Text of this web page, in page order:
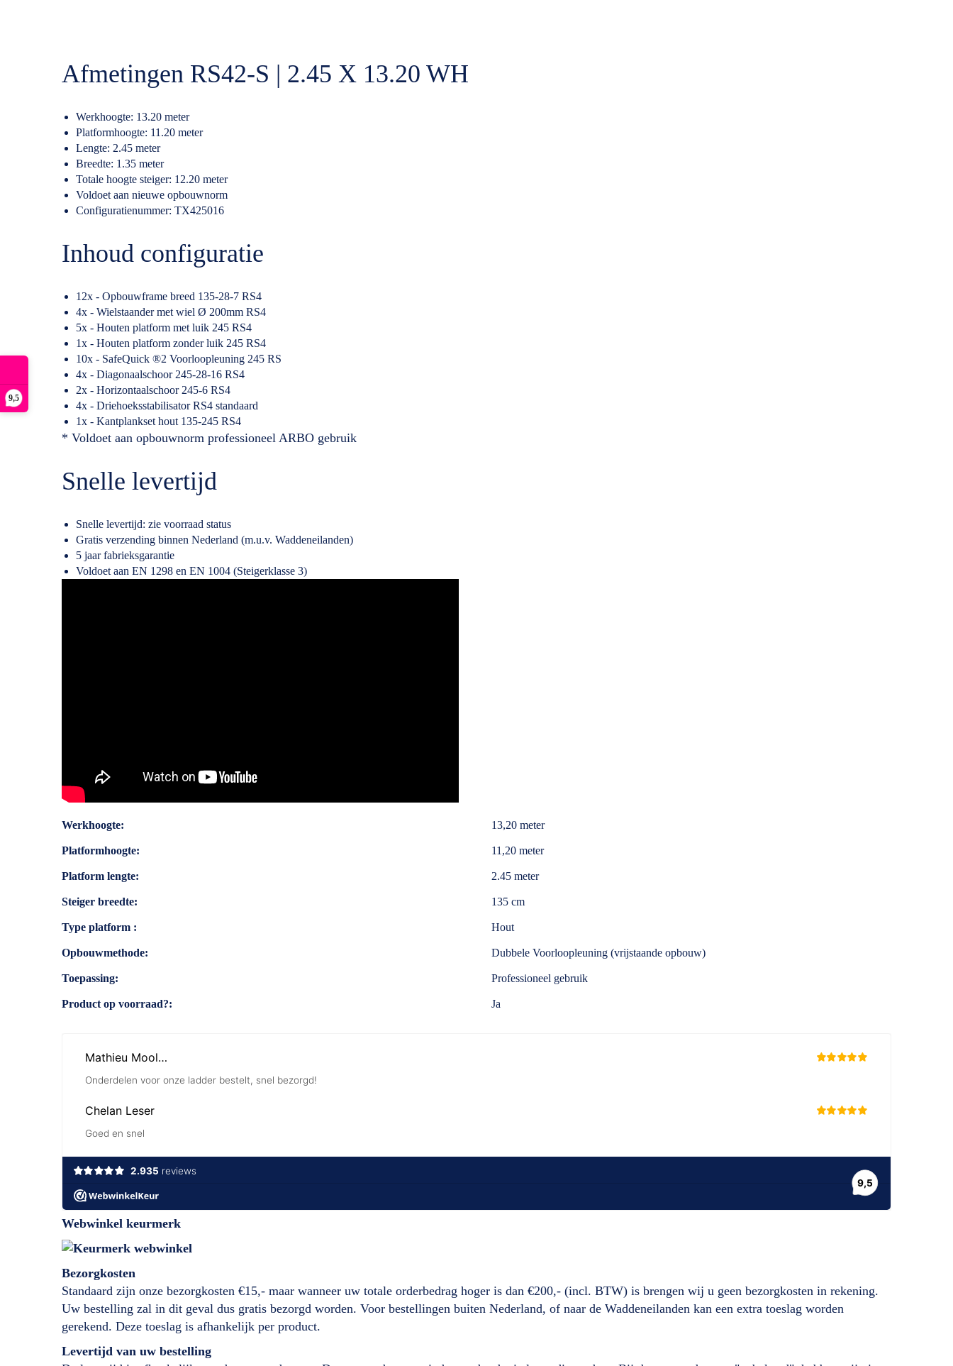
9,5
Afmetingen RS42-S | 2.45 X 13.20 WH
Werkhoogte: 13.20 meter
Platformhoogte: 11.20 meter
Lengte: 2.45 meter
Breedte: 1.35 meter
Totale hoogte steiger: 12.20 meter
Voldoet aan nieuwe opbouwnorm
Configuratienummer: TX425016
Inhoud configuratie
12x - Opbouwframe breed 135-28-7 RS4
4x - Wielstaander met wiel Ø 200mm RS4
5x - Houten platform met luik 245 RS4
1x - Houten platform zonder luik 245 RS4
10x - SafeQuick ®2 Voorloopleuning 245 RS
4x - Diagonaalschoor 245-28-16 RS4
2x - Horizontaalschoor 245-6 RS4
4x - Driehoeksstabilisator RS4 standaard
1x - Kantplankset hout 135-245 RS4
* Voldoet aan opbouwnorm professioneel ARBO gebruik
Snelle levertijd
Snelle levertijd: zie voorraad status
Gratis verzending binnen Nederland (m.u.v. Waddeneilanden)
5 jaar fabrieksgarantie
Voldoet aan EN 1298 en EN 1004 (Steigerklasse 3)
Specificaties
Werkhoogte 13,20 meter
Platformhoogte 11,20 meter
Platform lengte 2.45 meter
Steiger breedte 135 cm
Type platform Hout
Opbouwmethode Dubbele Voorloopleuning (vrijstaande opbouw)
Toepassing Professioneel gebruik
Product op voorraad? Ja
Webwinkel keurmerk
Bezorgkosten
Standaard zijn onze bezorgkosten €15,- maar wanneer uw totale orderbedrag hoger is dan €200,- (incl. BTW) is brengen wij u geen bezorgkosten in rekening.
Uw bestelling zal in dit geval dus gratis bezorgd worden. Voor bestellingen buiten Nederland, of naar de Waddeneilanden kan een extra toeslag worden
gerekend. Deze toeslag is afhankelijk per product.
Levertijd van uw bestelling